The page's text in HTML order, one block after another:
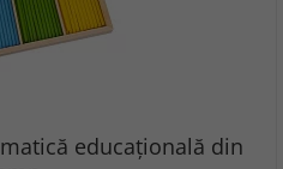
educațională din